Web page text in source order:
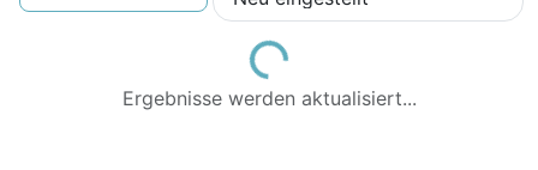
Loading...
Ergebnisse werden aktualisiert...